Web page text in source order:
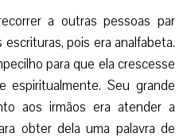
a outras pessoas par
pois era analfabeta.
para que ela crescesse
espiritualmente. Seu grande
aos irmãos era atender a
obter dela uma palavra de